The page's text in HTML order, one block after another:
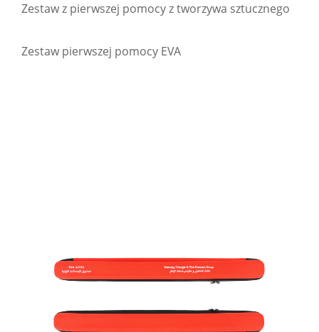
Zestaw z pierwszej pomocy z tworzywa sztucznego
Zestaw pierwszej pomocy EVA